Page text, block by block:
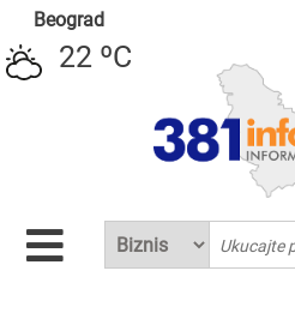
Beograd
22 ºC